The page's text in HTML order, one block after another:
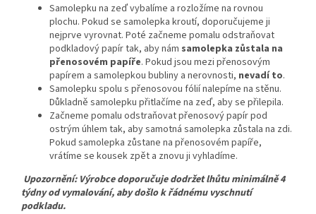
Samolepku na zeď vybalíme a rozložíme na rovnou
plochu. Pokud se samolepka kroutí, doporučujeme ji
nejprve vyrovnat. Poté začneme pomalu odstraňovat
podkladový papír tak, aby nám samolepka zůstala na
přenosovém papíře. Pokud jsou mezi přenosovým
papírem a samolepkou bubliny a nerovnosti, nevadí to.
Samolepku spolu s přenosovou fólií nalepíme na stěnu.
Důkladně samolepku přitlačíme na zeď, aby se přilepila.
Začneme pomalu odstraňovat přenosový papír pod
ostrým úhlem tak, aby samotná samolepka zůstala na zdi.
Pokud samolepka zůstane na přenosovém papíře,
vrátíme se kousek zpět a znovu ji vyhladíme.
Upozornění: Výrobce doporučuje dodržet lhůtu minimálně 4
týdny od vymalování, aby došlo k řádnému vyschnutí
podkladu.